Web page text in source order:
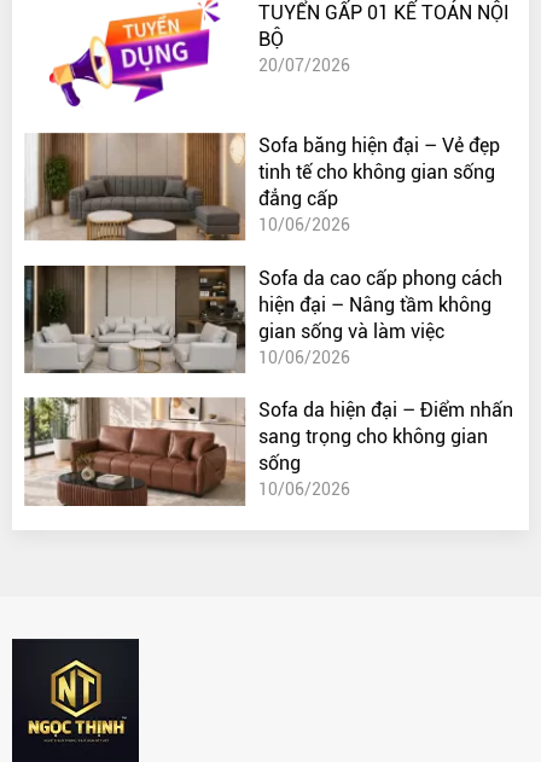
TUYỂN GẤP 01 KẾ TOÁN NỘI
BỘ
20/07/2026
Sofa băng hiện đại – Vẻ đẹp
tinh tế cho không gian sống
đẳng cấp
10/06/2026
Sofa da cao cấp phong cách
hiện đại – Nâng tầm không
gian sống và làm việc
10/06/2026
Sofa da hiện đại – Điểm nhấn
sang trọng cho không gian
sống
10/06/2026